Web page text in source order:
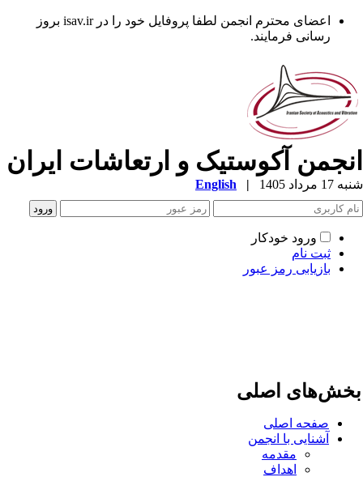
اعضای محترم انجمن لطفا پروفایل خود را در isav.ir بروز
رسانی فرمایند.
آکوستیک و ارتعاشات ایران
مرداد 1405 |
English
ورود خودکار
ثبت نام
بازیابی رمز عبور
اصلی
صفحه اصلی
آشنایی با انجمن
مقدمه
اهداف